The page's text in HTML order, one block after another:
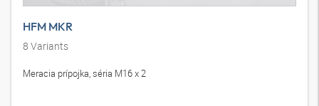
HFM MKR
8 Variants
Meracia prípojka, séria M16 x 2